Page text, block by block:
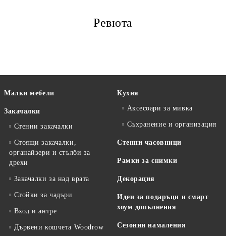
Ревюта
Малки мебели
Закачалки
Стенни закачалки
Стоящи закачалки,
органайзери и стълби за
дрехи
Закачалки за над врата
Стойки за чадъри
Вход и антре
Дървени кошчета Woodrow
Кухня
Аксесоари за мивка
Съхранение и организация
Стенни часовници
Рамки за снимки
Декорация
Идеи за подаръци и смарт
хоум допълнения
Сезонни намаления